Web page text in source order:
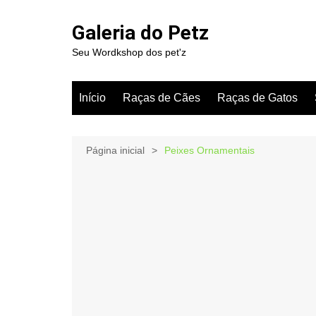
Galeria do Petz
Seu Wordkshop dos pet'z
Início Raças de Cães Raças de Gatos
Página inicial Peixes Ornamentais